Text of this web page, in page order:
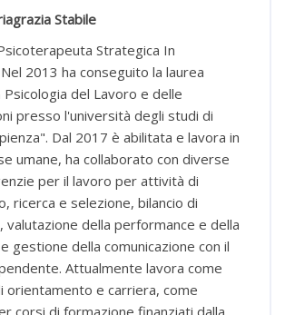
Stabile
Strategica In
2013 ha conseguito la laurea
del Lavoro e delle
presso l'università degli studi di
Dal 2017 è abilitata e lavora in
umane, ha collaborato con diverse
per il lavoro per attività di
ricerca e selezione, bilancio di
valutazione della performance e della
gestione della comunicazione con il
Attualmente lavora come
orientamento e carriera, come
corsi di formazione finanziati dalla